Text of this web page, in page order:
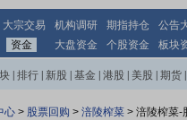
大宗交易 机构调研 期指持仓
公告
资金 大盘资金 个股资金 板块
排行 新股 基金 港股 美股 期货
心 > 股票回购 > 涪陵榨菜 > 涪陵榨菜-